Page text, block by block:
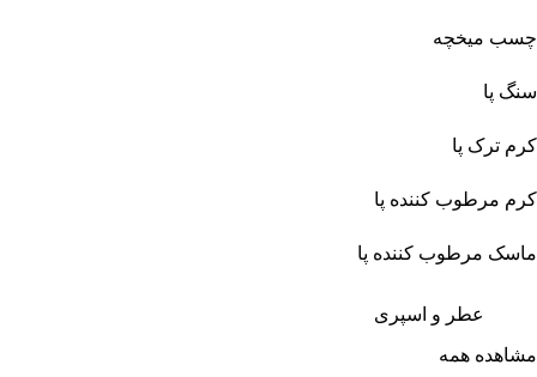
چسب میخچه
سنگ پا
کرم ترک پا
کرم مرطوب کننده پا
ماسک مرطوب کننده پا
عطر و اسپری
مشاهده همه